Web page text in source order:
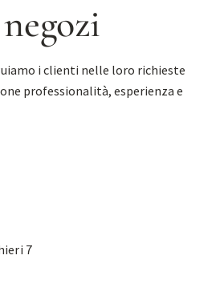
i clienti nelle loro richieste
professionalità, esperienza e
7